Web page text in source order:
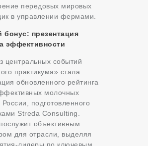
передовых мировых
в управлении фермами.
бонус: презентация
эффективности
центральных событий
практикума» стала
обновленного рейтинга
молочных
России, подготовленного
Streda Consulting.
объективным
для отрасли, выделяя
лидеры по ключевым